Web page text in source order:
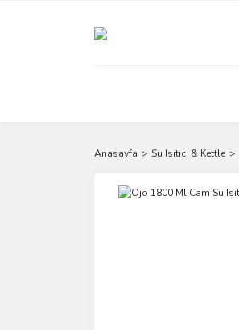
Anasayfa Su Isıtıcı & Kettle